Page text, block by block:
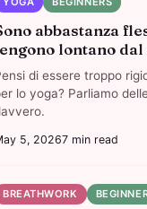
abbastanza
lontano dal
di essere troppo
lo yoga? Parliamo
5, 20267 min read
BREATHWORK